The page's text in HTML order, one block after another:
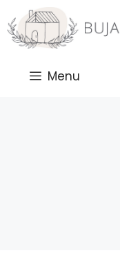
Saltar
al
contenido
Menu